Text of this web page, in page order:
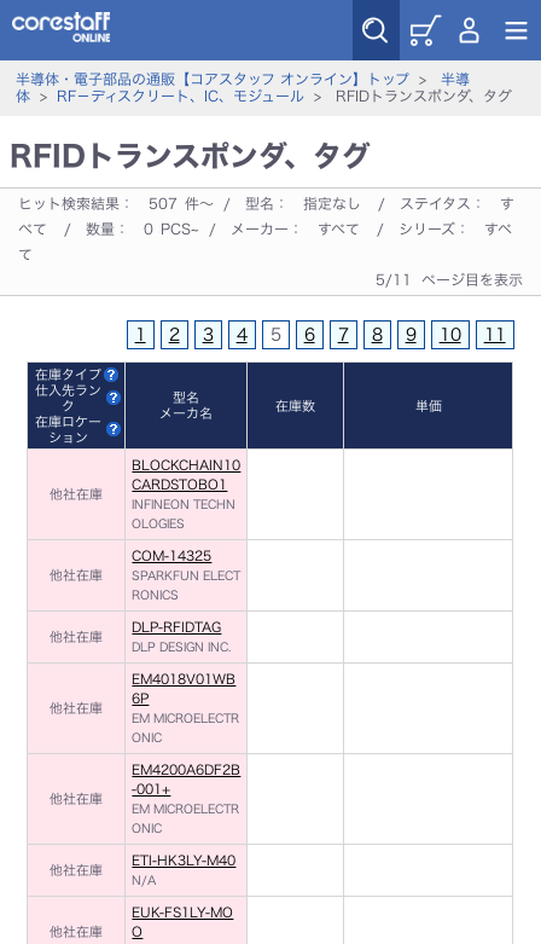
半導体・電子部品の通販【コアスタッフ オンライン】トップ> 半導
体> RF－ディスクリート、IC、モジュール> RFIDトランスポンダ、タグ
RFIDトランスポンダ、タグ
ヒット検索結果： 507 件～ / 型名： 指定なし / ステイタス：
す
べて
/ 数量： 0 PCS~ / メーカー： すべて / シリーズ：
すべ
て
5/11 ページ目を表示
1 2 3 4 5 6 7 8 9 10 11
在庫タイプ
仕入先ラン
ク
在庫ロケー
ション
型名
メーカ名
在庫数 単価
他社在庫
BLOCKCHAIN10
CARDSTOBO1
INFINEON TECHN
OLOGIES
他社在庫
COM-14325
SPARKFUN ELECT
RONICS
他社在庫
DLP-RFIDTAG
DLP DESIGN INC.
他社在庫
EM4018V01WB
6P
EM MICROELECTR
ONIC
他社在庫
EM4200A6DF2B
-001+
EM MICROELECTR
ONIC
他社在庫
ETI-HK3LY-M40
N/A
他社在庫
EUK-FS1LY-MO
O